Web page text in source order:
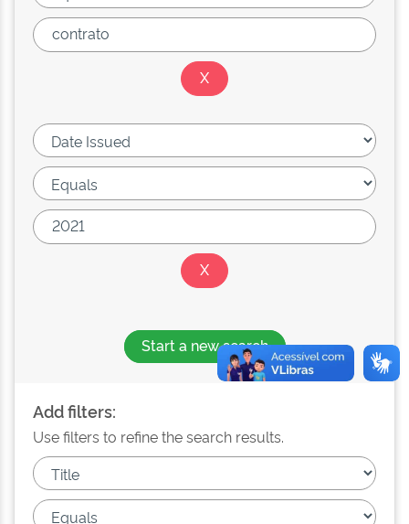
Start a new search
Add filters:
Use filters to refine the search results.